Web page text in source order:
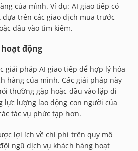
của mình. Ví dụ: AI giao tiếp có
trên các giao dịch mua trước
đầu vào tìm kiếm.
động
giải pháp AI giao tiếp để hợp lý hóa
hàng của mình. Các giải pháp này
thường gặp hoặc đầu vào lặp đi
lực lượng lao động con người của
tác vụ phức tạp hơn.
lợi ích về chi phí trên quy mô
ngũ dịch vụ khách hàng hoạt